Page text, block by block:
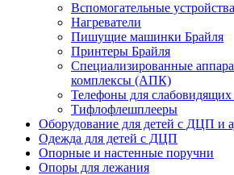
Вспомогательные устройства
Нагреватели
Пишущие машинки Брайля
Принтеры Брайля
Специализированные
комплексы (АПК)
Телефоны для
Тифлофлешплееры
Оборудование для детей с ДЦП и
Одежда для детей с ДЦП
Опорные и настенные поручни
Опоры для лежания